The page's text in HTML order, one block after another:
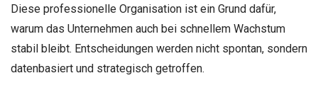
Diese professionelle Organisation ist ein Grund dafür,
warum das Unternehmen auch bei schnellem Wachstum
stabil bleibt. Entscheidungen werden nicht spontan, sondern
datenbasiert und strategisch getroffen.